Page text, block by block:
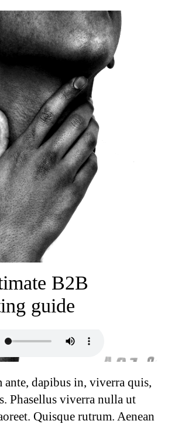
B2B
guide
ante, dapibus in, viverra quis,
Phasellus viverra nulla ut
Quisque rutrum. Aenean